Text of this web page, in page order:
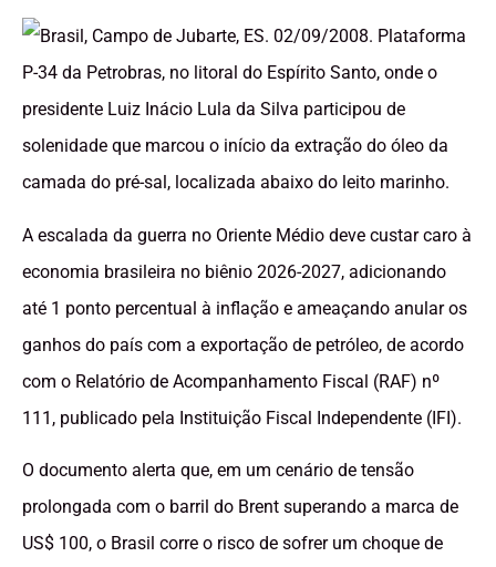
A escalada da guerra no Oriente Médio deve custar caro à
economia brasileira no biênio 2026-2027, adicionando
até 1 ponto percentual à inflação e ameaçando anular os
ganhos do país com a exportação de petróleo, de acordo
com o Relatório de Acompanhamento Fiscal (RAF) nº
111, publicado pela Instituição Fiscal Independente (IFI).
O documento alerta que, em um cenário de tensão
prolongada com o barril do Brent superando a marca de
US$ 100, o Brasil corre o risco de sofrer um choque de